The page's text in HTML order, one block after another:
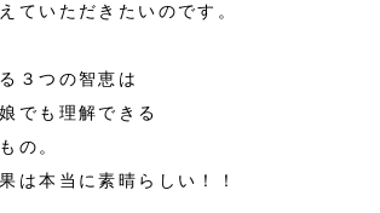
ていただきたいのです。
３つの智恵は
でも理解できる
の。
は本当に素晴らしい！！